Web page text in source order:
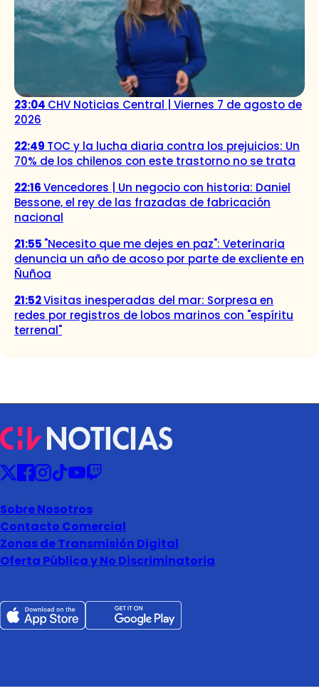
23:04 CHV Noticias Central | Viernes 7 de agosto de
2026
22:49 TOC y la lucha diaria contra los prejuicios: Un
70% de los chilenos con este trastorno no se trata
22:16Vencedores | Un negocio con historia: Daniel
Bessone, el rey de las frazadas de fabricación
nacional
21:55 "Necesito que me dejes en paz": Veterinaria
denuncia un año de acoso por parte de excliente en
Ñuñoa
21:52Visitas inesperadas del mar: Sorpresa en
redes por registros de lobos marinos con "espíritu
terrenal"
Sobre Nosotros
Contacto Comercial
Zonas de Transmisión Digital
Oferta Pública y No Discriminatoria